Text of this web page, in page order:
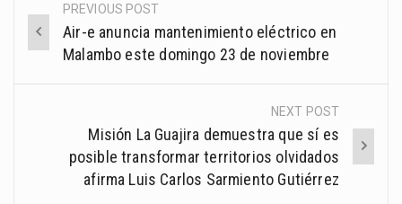
Post
navigation
PREVIOUS POST
Air-e anuncia mantenimiento eléctrico en
Malambo este domingo 23 de noviembre
NEXT POST
Misión La Guajira demuestra que sí es
posible transformar territorios olvidados
afirma Luis Carlos Sarmiento Gutiérrez